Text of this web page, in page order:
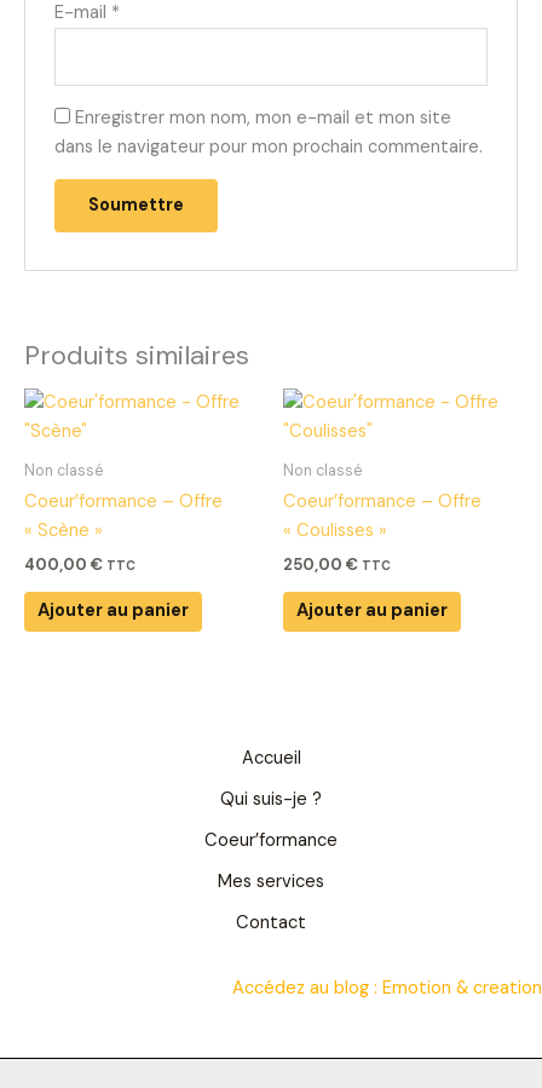
E-mail *
Enregistrer mon nom, mon e-mail et mon site
dans le navigateur pour mon prochain commentaire.
Produits similaires
Non classé
Coeur’formance – Offre
« Scène »
400,00 € TTC
Ajouter au panier
Non classé
Coeur’formance – Offre
« Coulisses »
250,00 € TTC
Ajouter au panier
Accueil
Qui suis-je ?
Coeur’formance
Mes services
Contact
Accédez au blog : Emotion & creation